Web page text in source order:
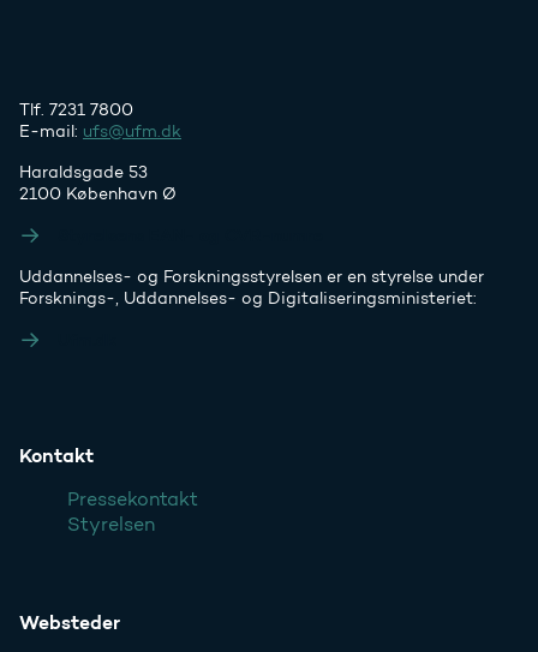
Tlf. 7231 7800
E-mail: ufs@ufm.dk
Haraldsgade 53
2100 København Ø
Uddannelses- og Forskningsstyrelsen er en styrelse under
Forsknings-, Uddannelses- og Digitaliseringsministeriet:
Kontakt
Pressekontakt
Styrelsen
Websteder